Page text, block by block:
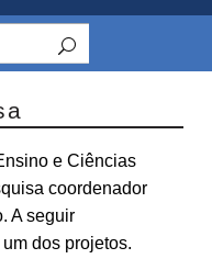
Legislação
Canais
e Ciências
coordenador
A seguir
dos projetos.